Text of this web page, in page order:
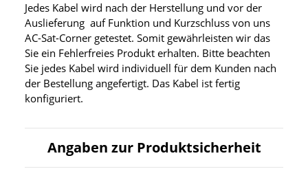
Jedes Kabel wird nach der Herstellung und vor der
Auslieferung auf Funktion und Kurzschluss von uns
AC-Sat-Corner getestet. Somit gewährleisten wir das
Sie ein Fehlerfreies Produkt erhalten. Bitte beachten
Sie jedes Kabel wird individuell für dem Kunden nach
der Bestellung angefertigt. Das Kabel ist fertig
konfiguriert.
Angaben zur Produktsicherheit